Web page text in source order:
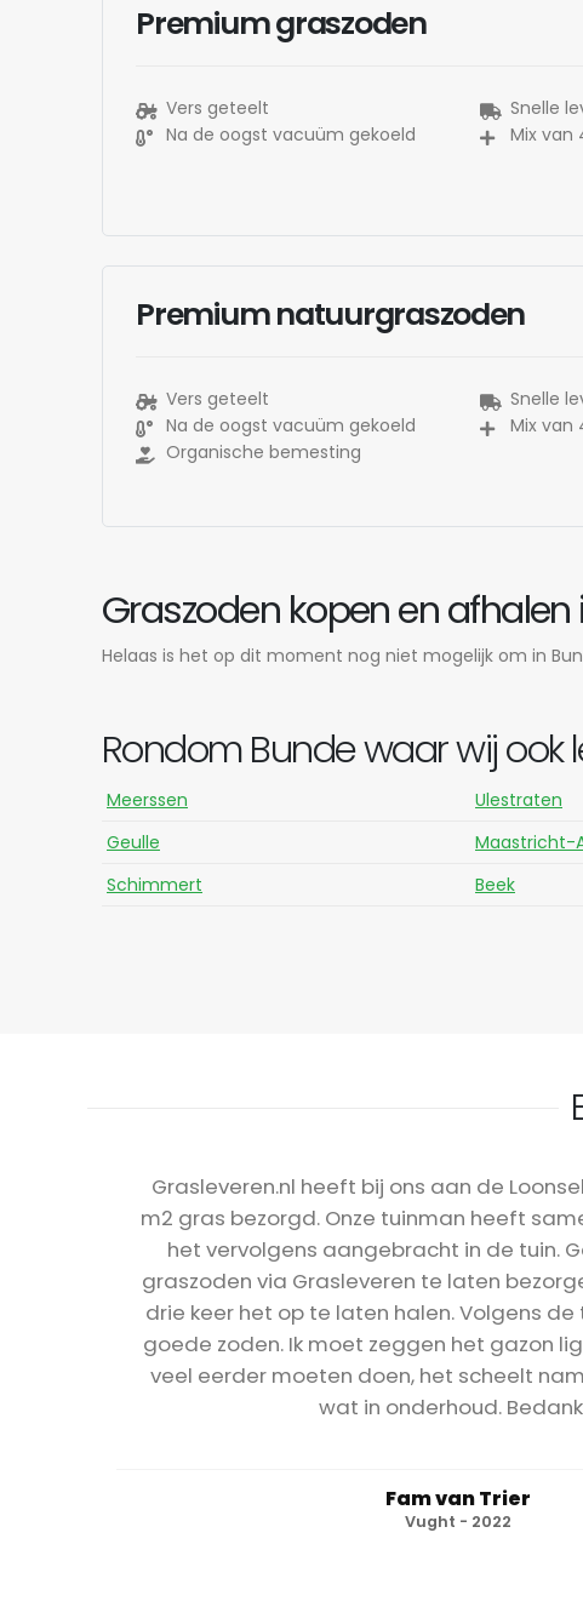
Premium graszoden
Vers geteelt
Na de oogst vacuüm gekoeld
Snelle
Mix van
Premium natuurgraszoden
Vers geteelt
Na de oogst vacuüm gekoeld
Organische bemesting
Snelle
Mix van
Graszoden kopen en afhalen
Helaas is het op dit moment nog niet mogelijk om in
Rondom Bunde waar wij ook
Meerssen Ulestraten
Geulle
Maastricht-
Schimmert
Beek
Grasleveren.nl heeft bij ons aan de
m2 gras bezorgd. Onze tuinman heeft
het vervolgens aangebracht in de tuin.
graszoden via Grasleveren te laten
drie keer het op te laten halen. Volgens
goede zoden. Ik moet zeggen het gazon
veel eerder moeten doen, het scheelt
wat in onderhoud.
Fam van Trier
Vught - 2022